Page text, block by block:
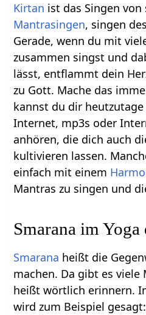
Kirtan ist das Singen
Mantrasingen, singen
Gerade, wenn du mit
zusammen singst und
lässt, entflammt dein
zu Gott. Mache das
kannst du dir heutzutage
Internet, mp3s oder
anhören, die dich auch
kultivieren lassen.
einfach mit einem
Mantras zu singen und
Smarana im
Smarana heißt die
machen. Da gibt es viele
heißt wörtlich erinnern.
wird zum Beispiel